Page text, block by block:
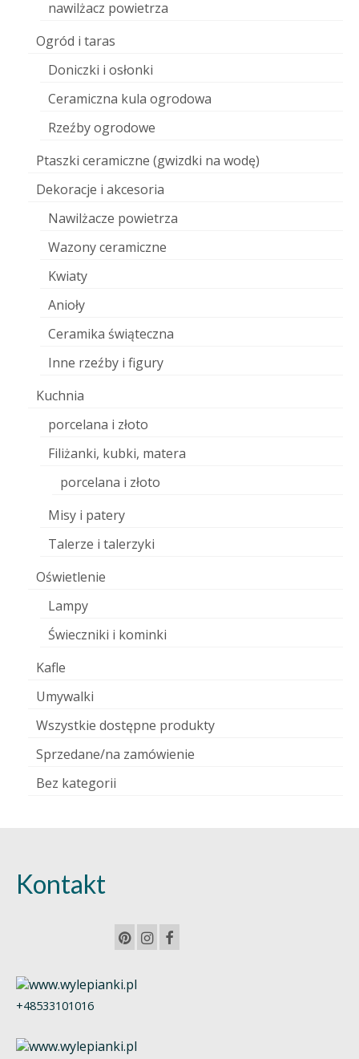
nawilżacz powietrza
Ogród i taras
Doniczki i osłonki
Ceramiczna kula ogrodowa
Rzeźby ogrodowe
Ptaszki ceramiczne (gwizdki na wodę)
Dekoracje i akcesoria
Nawilżacze powietrza
Wazony ceramiczne
Kwiaty
Anioły
Ceramika świąteczna
Inne rzeźby i figury
Kuchnia
porcelana i złoto
Filiżanki, kubki, matera
porcelana i złoto
Misy i patery
Talerze i talerzyki
Oświetlenie
Lampy
Świeczniki i kominki
Kafle
Umywalki
Wszystkie dostępne produkty
Sprzedane/na zamówienie
Bez kategorii
Kontakt
+48533101016